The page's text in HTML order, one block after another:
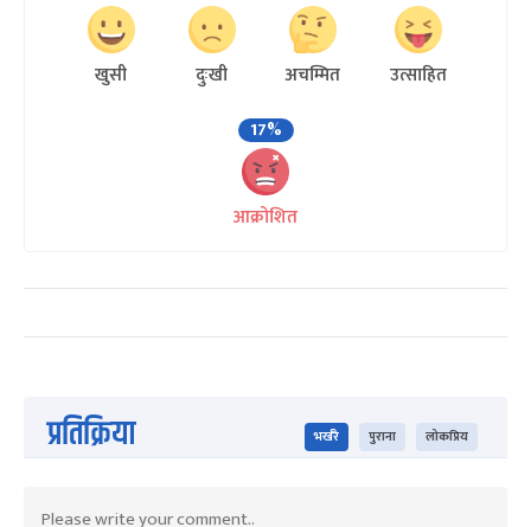
खुसी दुःखी अचम्मित
उत्साहित
17%
आक्रोशित
प्रतिक्रिया भर्खरै पुराना लोकप्रिय